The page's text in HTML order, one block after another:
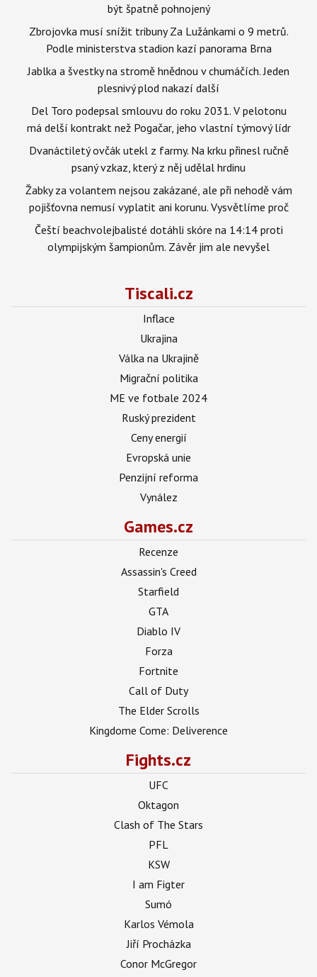
být špatně pohnojený
Zbrojovka musí snížit tribuny Za Lužánkami o 9 metrů.
Podle ministerstva stadion kazí panorama Brna
Jablka a švestky na stromě hnědnou v chumáčích. Jeden
plesnivý plod nakazí další
Del Toro podepsal smlouvu do roku 2031. V pelotonu
má delší kontrakt než Pogačar, jeho vlastní týmový lídr
Dvanáctiletý ovčák utekl z farmy. Na krku přinesl ručně
psaný vzkaz, který z něj udělal hrdinu
Žabky za volantem nejsou zakázané, ale při nehodě vám
pojišťovna nemusí vyplatit ani korunu. Vysvětlíme proč
Čeští beachvolejbalisté dotáhli skóre na 14:14 proti
olympijským šampionům. Závěr jim ale nevyšel
Tiscali.cz
Inflace
Ukrajina
Válka na Ukrajině
Migrační politika
ME ve fotbale 2024
Ruský prezident
Ceny energií
Evropská unie
Penzijní reforma
Vynález
Games.cz
Recenze
Assassin's Creed
Starfield
GTA
Diablo IV
Forza
Fortnite
Call of Duty
The Elder Scrolls
Kingdome Come: Deliverence
Fights.cz
UFC
Oktagon
Clash of The Stars
PFL
KSW
I am Figter
Sumó
Karlos Vémola
Jiří Procházka
Conor McGregor